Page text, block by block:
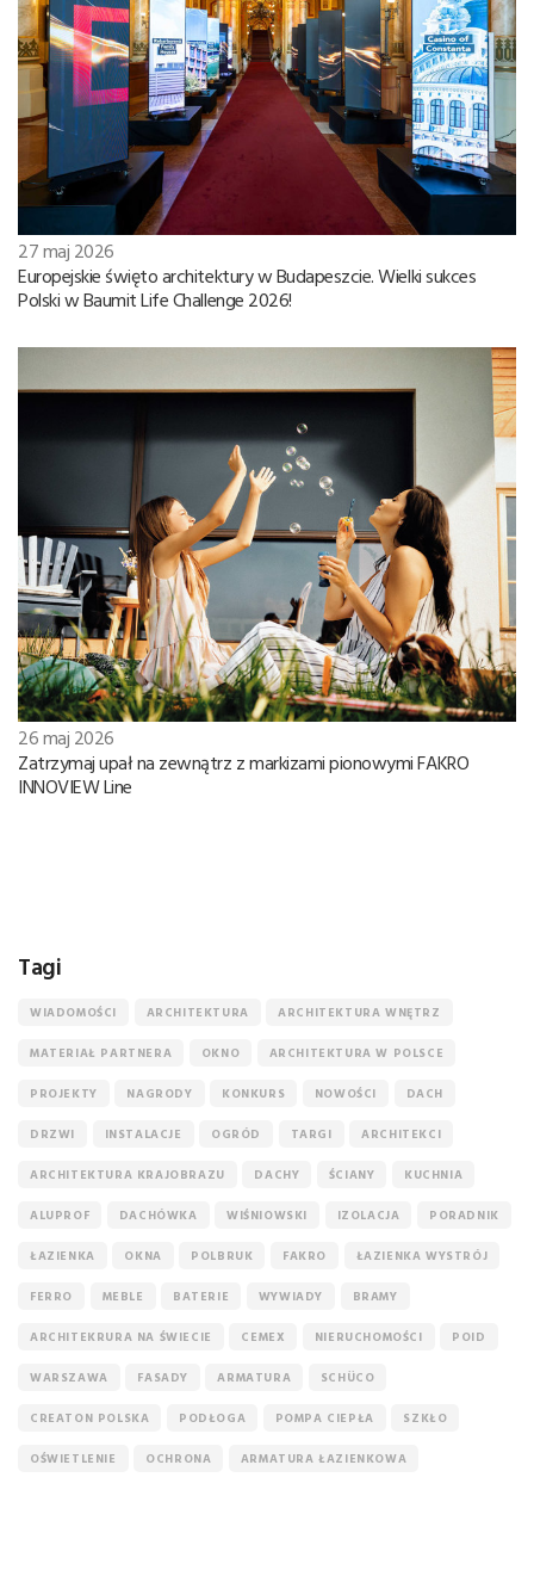
27 maj 2026
Europejskie święto architektury w Budapeszcie. Wielki sukces
Polski w Baumit Life Challenge 2026!
26 maj 2026
Zatrzymaj upał na zewnątrz z markizami pionowymi FAKRO
INNOVIEW Line
Tagi
WIADOMOŚCI ARCHITEKTURA ARCHITEKTURA WNĘTRZ
MATERIAŁ PARTNERA OKNO ARCHITEKTURA W POLSCE
PROJEKTY NAGRODY KONKURS NOWOŚCI DACH
DRZWI INSTALACJE OGRÓD TARGI ARCHITEKCI
ARCHITEKTURA KRAJOBRAZU DACHY ŚCIANY KUCHNIA
ALUPROF DACHÓWKA WIŚNIOWSKI IZOLACJA PORADNIK
ŁAZIENKA OKNA POLBRUK FAKRO ŁAZIENKA WYSTRÓJ
FERRO MEBLE BATERIE WYWIADY BRAMY
ARCHITEKRURA NA ŚWIECIE CEMEX NIERUCHOMOŚCI POID
WARSZAWA FASADY ARMATURA SCHÜCO
CREATON POLSKA PODŁOGA POMPA CIEPŁA SZKŁO
OŚWIETLENIE OCHRONA ARMATURA ŁAZIENKOWA